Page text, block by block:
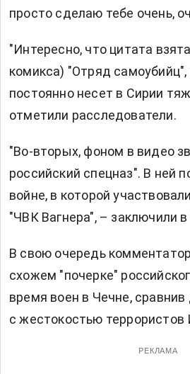
просто сделаю тебе очень,
"Интересно, что цитата
комикса) "Отряд самоубийц",
постоянно несет в Сирии
отметили расследователи.
"Во-вторых, фоном в видео
российский спецназ". В ней
войне, в которой
"ЧВК Вагнера", – заключили в
В свою очередь
схожем "почерке"
время воен в Чечне,
с жестокостью
РЕКЛАМА